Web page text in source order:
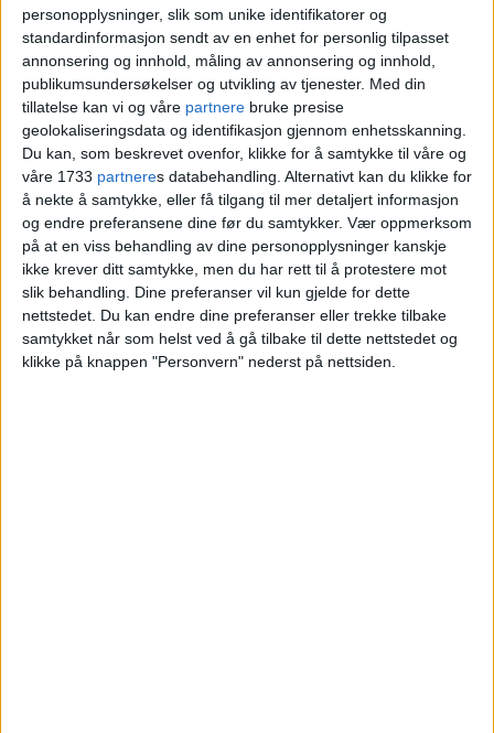
personopplysninger, slik som unike identifikatorer og
standardinformasjon sendt av en enhet for personlig tilpasset
annonsering og innhold, måling av annonsering og innhold,
publikumsundersøkelser og utvikling av tjenester. Med din
tillatelse kan vi og våre partnere bruke presise
geolokaliseringsdata og identifikasjon gjennom enhetsskanning.
Du kan, som beskrevet ovenfor, klikke for å samtykke til våre og
våre 1733 partneres databehandling. Alternativt kan du klikke for
å nekte å samtykke, eller få tilgang til mer detaljert informasjon
og endre preferansene dine før du samtykker. Vær oppmerksom
på at en viss behandling av dine personopplysninger kanskje
ikke krever ditt samtykke, men du har rett til å protestere mot
slik behandling. Dine preferanser vil kun gjelde for dette
nettstedet. Du kan endre dine preferanser eller trekke tilbake
samtykket når som helst ved å gå tilbake til dette nettstedet og
klikke på knappen "Personvern" nederst på nettsiden.
17-åringen som er siktet i saken, får
forlenget varetektsfengslingen med to
uker.
Oslo tingrett mener det ikke finnes noe
alternativ til varetektsfengsling av denne
17-åringen, som fra før av er siktet for en
rekke andre alvorlige forhold, blant
annet vold og ran.